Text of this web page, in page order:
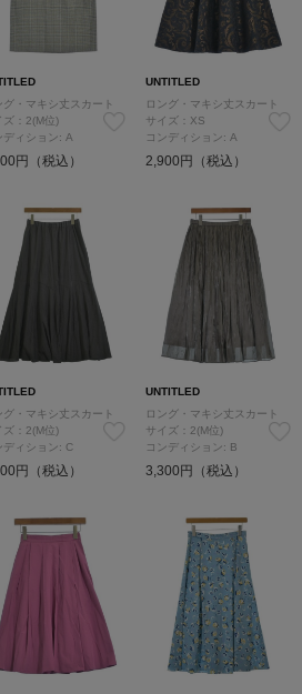
グ・マキシ丈スカート
ズ：2(M位)
ディション: A
円（税込）
UNTITLED
ロング・マキシ丈スカート
サイズ：XS
コンディション: A
2,900円（税込）
グ・マキシ丈スカート
ズ：2(M位)
ディション: C
円（税込）
UNTITLED
ロング・マキシ丈スカート
サイズ：2(M位)
コンディション: B
3,300円（税込）